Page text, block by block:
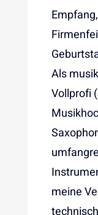
Als
Vollprofi
meine